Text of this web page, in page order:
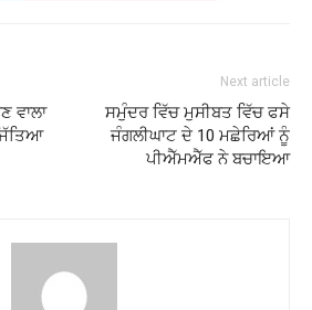
ਵਾਲਾ
Next article
ਸਮੁੰਦਰ ਵਿੱਚ ਮੁਸੀਬਤ ਵਿੱਚ ਫਸੇ
ਜੰਗਲੀਘਾਟ ਦੇ 10 ਮਛੇਰਿਆਂ ਨੂੰ
ਪੀਐੱਮਐੱਫ ਨੇ ਬਚਾਇਆ